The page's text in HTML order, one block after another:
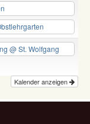
@ St. Wolfgang
Kalender anzeigen